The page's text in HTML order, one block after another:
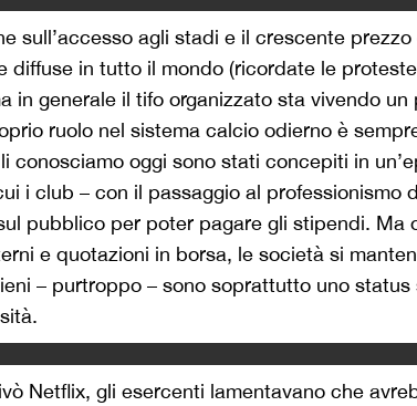
sull’accesso agli stadi e il crescente
diffuse in tutto il mondo (ricordate le
in generale il tifo organizzato sta vivendo
ruolo nel sistema calcio odierno è
conosciamo oggi sono stati concepiti in
i club – con il passaggio al professionismo
pubblico per poter pagare gli stipendi. Ma
e quotazioni in borsa, le società si
– purtroppo – sono soprattutto uno status
Netflix, gli esercenti lamentavano che